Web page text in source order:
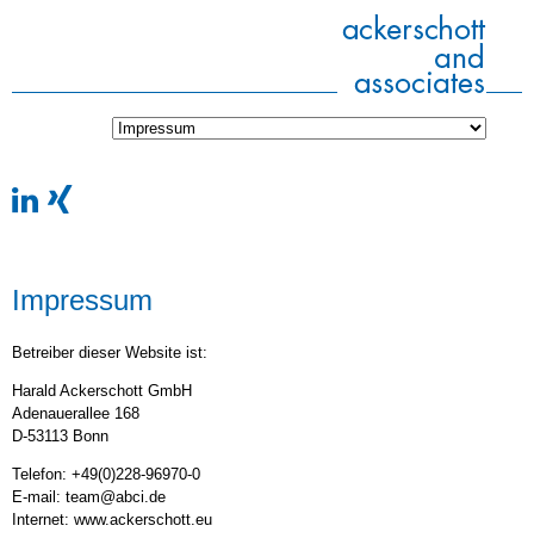
Impressum
Betreiber dieser Website ist:
Harald Ackerschott GmbH
Adenauerallee 168
D-53113 Bonn
Telefon: +49(0)228-96970-0
E-mail: team@abci.de
Internet: www.ackerschott.eu